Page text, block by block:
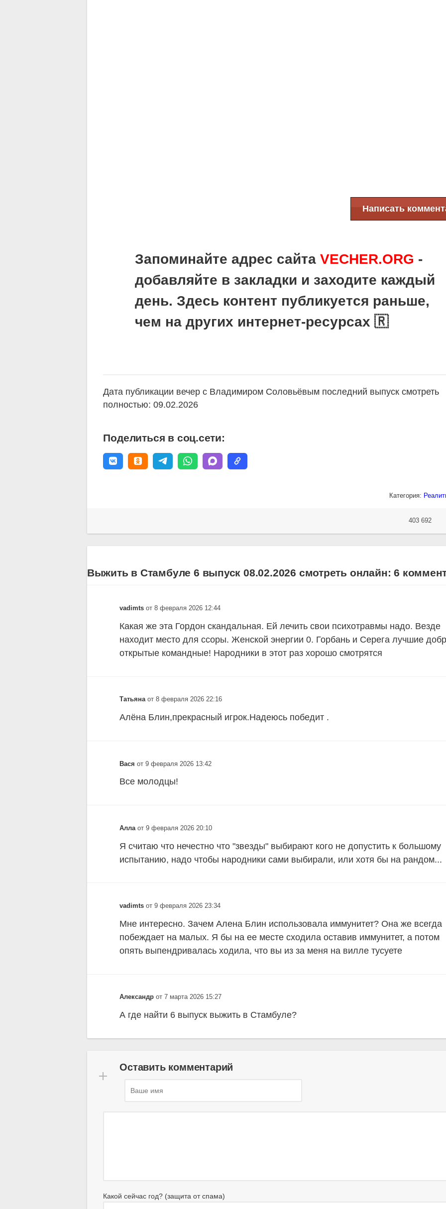
Написать
Запоминайте адрес сайтаVECHER.ORG -
добавляйте в закладки и заходите каждый
день. Здесь контент публикуется раньше,
чем на других интернет-ресурсах 🇷
Дата публикации вечер с Владимиром Соловьёвым последний выпуск смотреть
полностью: 09.02.2026
Поделиться в соц.сети:
Категория:
403 692
Выжить в Стамбуле 6 выпуск 08.02.2026 смотреть онлайн: 6
vadimts от 8 февраля 2026 12:44
Какая же эта Гордон скандальная. Ей лечить свои психотравмы надо. Везде
находит место для ссоры. Женской энергии 0. Горбань и Серега лучшие
открытые командные! Народники в этот раз хорошо смотрятся
Татьяна от 8 февраля 2026 22:16
Алёна Блин,прекрасный игрок.Надеюсь победит .
Вася от 9 февраля 2026 13:42
Все молодцы!
Алла от 9 февраля 2026 20:10
Я считаю что нечестно что "звезды" выбирают кого не допустить к большому
испытанию, надо чтобы народники сами выбирали, или хотя бы на рандом...
vadimts от 9 февраля 2026 23:34
Мне интересно. Зачем Алена Блин использовала иммунитет? Она же всегда
побеждает на малых. Я бы на ее месте сходила оставив иммунитет, а потом
опять выпендривалась ходила, что вы из за меня на вилле тусуете
Александр от 7 марта 2026 15:27
А где найти 6 выпуск выжить в Стамбуле?
Оставить комментарий
Какой сейчас год? (защита от спама)